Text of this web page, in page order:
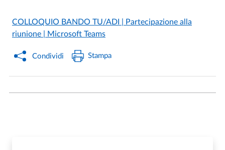
COLLOQUIO BANDO TU/ADI | Partecipazione alla
riunione | Microsoft Teams
Condividi Stampa